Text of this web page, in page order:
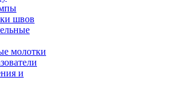
швов
молотки
и